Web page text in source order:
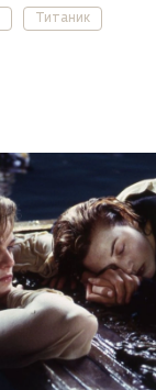
Титаник